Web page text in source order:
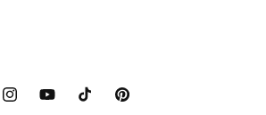
InstagramYouTubeTikTok Pinterest